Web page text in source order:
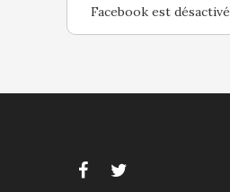
Facebook est désactivé